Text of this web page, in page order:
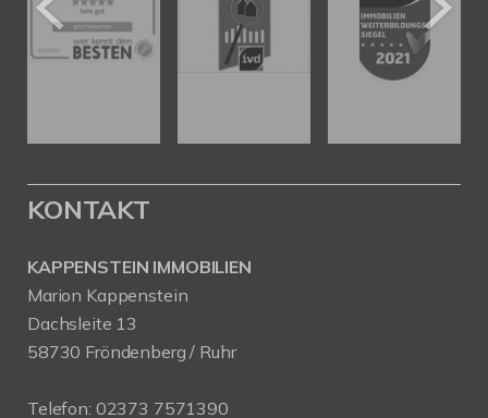
KONTAKT
KAPPENSTEIN IMMOBILIEN
Marion Kappenstein
Dachsleite 13
58730 Fröndenberg / Ruhr
Telefon: 02373 7571390